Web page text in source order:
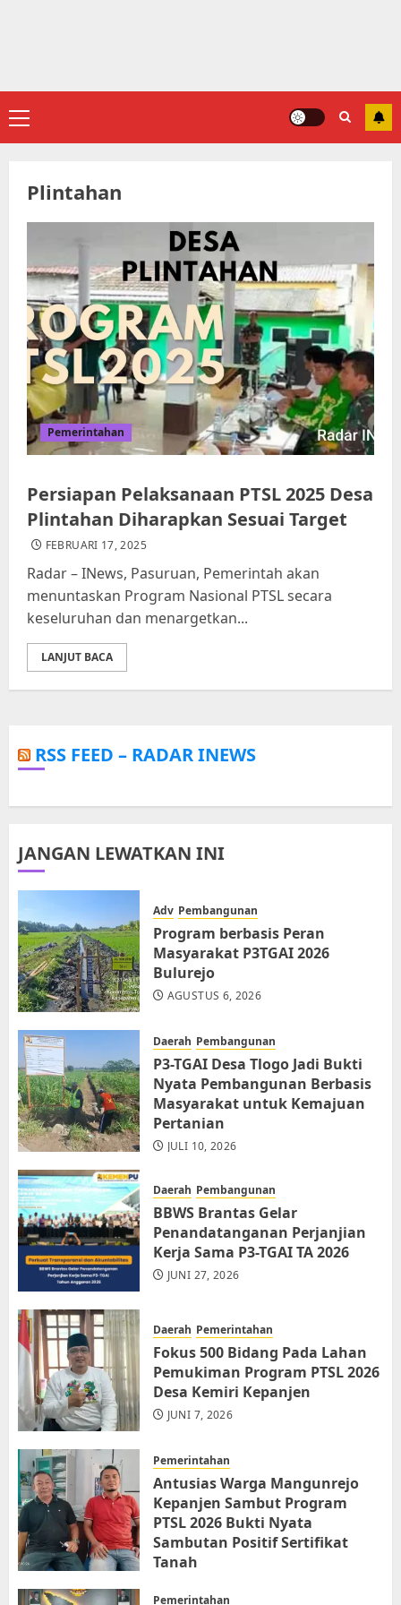
Primary
Menu
Plintahan
Pemerintahan
Persiapan Pelaksanaan PTSL 2025 Desa
Plintahan Diharapkan Sesuai Target
FEBRUARI 17, 2025
Radar – INews, Pasuruan, Pemerintah akan
menuntaskan Program Nasional PTSL secara
keseluruhan dan menargetkan...
LANJUT BACA
RSS FEED – RADAR INEWS
JANGAN LEWATKAN INI
Adv Pembangunan
Program berbasis Peran
Masyarakat P3TGAI 2026
Bulurejo
AGUSTUS 6, 2026
Daerah Pembangunan
P3-TGAI Desa Tlogo Jadi Bukti
Nyata Pembangunan Berbasis
Masyarakat untuk Kemajuan
Pertanian
JULI 10, 2026
Daerah Pembangunan
BBWS Brantas Gelar
Penandatanganan Perjanjian
Kerja Sama P3-TGAI TA 2026
JUNI 27, 2026
Daerah Pemerintahan
Fokus 500 Bidang Pada Lahan
Pemukiman Program PTSL 2026
Desa Kemiri Kepanjen
JUNI 7, 2026
Pemerintahan
Antusias Warga Mangunrejo
Kepanjen Sambut Program
PTSL 2026 Bukti Nyata
Sambutan Positif Sertifikat
Tanah
Pemerintahan